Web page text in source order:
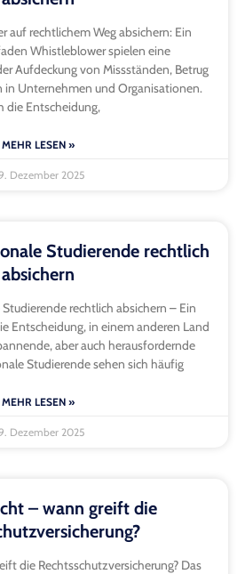
auf rechtlichem Weg absichern: Ein
Whistleblower spielen eine
Aufdeckung von Missständen, Betrug
in Unternehmen und Organisationen.
die Entscheidung,
MEHR LESEN »
Dezember 2025
Studierende rechtlich
absichern
rechtlich absichern – Ein
Entscheidung, in einem anderen Land
aber auch herausfordernde
Studierende sehen sich häufig
MEHR LESEN »
Dezember 2025
– wann greift die
die Rechtsschutzversicherung? Das